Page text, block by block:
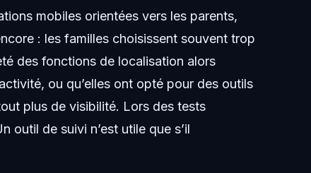
mobiles orientées vers les parents,
: les familles choisissent souvent trop
des fonctions de localisation alors
ou qu’elles ont opté pour des outils
plus de visibilité. Lors des tests
outil de suivi n’est utile que s’il